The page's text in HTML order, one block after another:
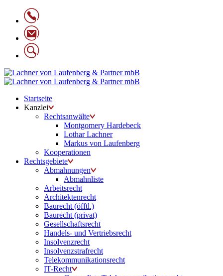
Startseite
Kanzlei
Rechtsanwälte
Montgomery Hardebeck
Lothar Lachner
Markus von Laufenberg
Kooperationen
Rechtsgebiete
Abmahnungen
Abmahnliste
Arbeitsrecht
Architektenrecht
Baurecht (öfftl.)
Baurecht (privat)
Gesellschaftsrecht
Handels- und Vertriebsrecht
Insolvenzrecht
Insolvenzstrafrecht
Telekommunikationsrecht
IT-Recht